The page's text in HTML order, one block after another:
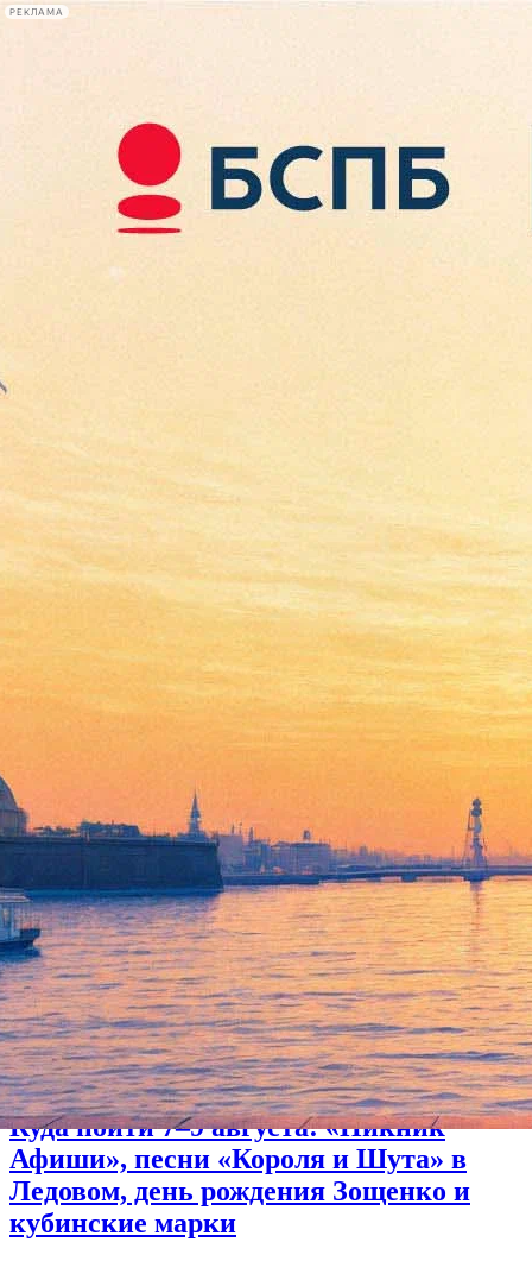
РЕКЛАМА
Сегодня:
2026.08.08
00:54
Афиша Plus
20 сентября 2022, вторник
Как выглядят сегодня места из фильма «Брат» в Петербурге?
С выставки в здании Новой Третьяковки украли картину
современной художницы
Концерты «Сплина» отменили еще в нескольких городах
Куда пойти 7–9 августа: «Пикник
Афиши», песни «Короля и Шута» в
Ледовом, день рождения Зощенко и
кубинские марки